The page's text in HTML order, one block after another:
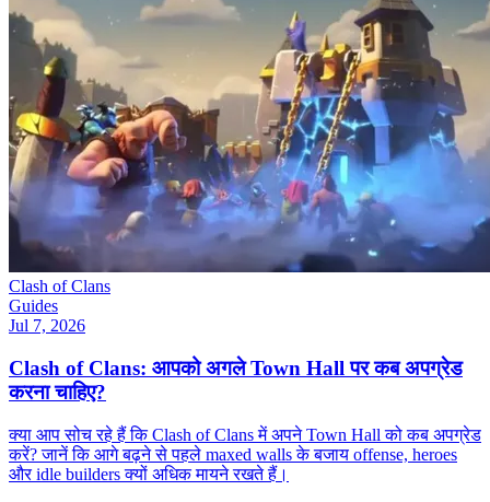
Clash of Clans
Guides
Jul 7, 2026
Clash of Clans: आपको अगले Town Hall पर कब अपग्रेड
करना चाहिए?
क्या आप सोच रहे हैं कि Clash of Clans में अपने Town Hall को कब अपग्रेड
करें? जानें कि आगे बढ़ने से पहले maxed walls के बजाय offense, heroes
और idle builders क्यों अधिक मायने रखते हैं।